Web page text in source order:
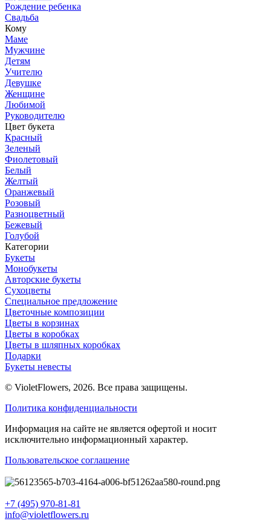
Рождение ребенка
Свадьба
Кому
Маме
Мужчине
Детям
Учителю
Девушке
Женщине
Любимой
Руководителю
Цвет букета
Красный
Зеленый
Фиолетовый
Белый
Желтый
Оранжевый
Розовый
Разноцветный
Бежевый
Голубой
Категории
Букеты
Монобукеты
Авторские букеты
Сухоцветы
Специальное предложение
Цветочные композиции
Цветы в корзинах
Цветы в коробках
Цветы в шляпных коробках
Подарки
Букеты невесты
© VioletFlowers, 2026. Все права защищены.
Политика конфиденциальности
Информация на сайте не является офертой и носит
исключительно информационный характер.
Пользовательское соглашение
+7 (495) 970-81-81
info@violetflowers.ru